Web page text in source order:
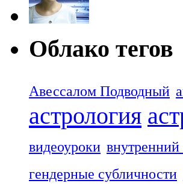
Облако тегов
Авессалом Подводный
астрология
видеоуроки
гендерные субличности